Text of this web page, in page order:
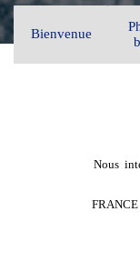
Bienvenue
Nous